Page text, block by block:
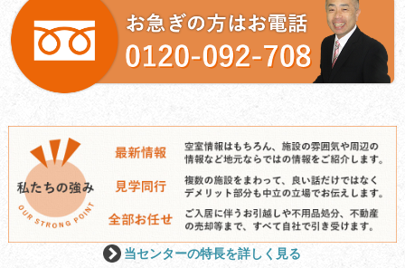
当センターの特長を詳しく見る